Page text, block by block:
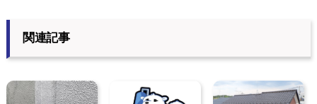
関連記事